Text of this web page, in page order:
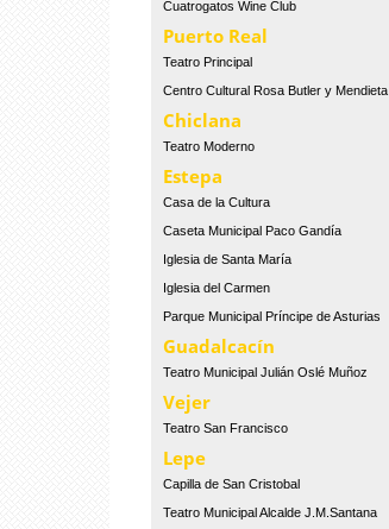
Cuatrogatos Wine Club
Puerto Real
Teatro Principal
Centro Cultural Rosa Butler y Mendieta
Chiclana
Teatro Moderno
Estepa
Casa de la Cultura
Caseta Municipal Paco Gandía
Iglesia de Santa María
Iglesia del Carmen
Parque Municipal Príncipe de Asturias
Guadalcacín
Teatro Municipal Julián Oslé Muñoz
Vejer
Teatro San Francisco
Lepe
Capilla de San Cristobal
Teatro Municipal Alcalde J.M.Santana